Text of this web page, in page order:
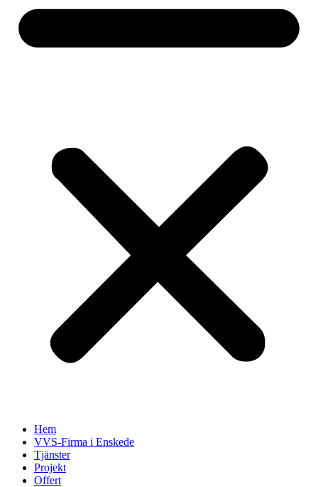
Hem
VVS-Firma i Enskede
Tjänster
Projekt
Offert